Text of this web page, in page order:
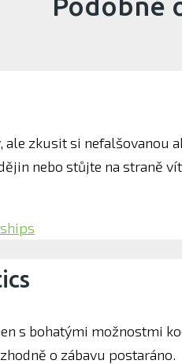
zkusit si nefalšovanou
nebo stůjte na straně
s bohatými možnostmi
o zábavu postaráno.